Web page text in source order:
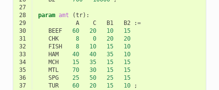
27
28
param amt (tr):
29
A C B1 B2 :=
30
BEEF 60 20 10
15
31
CHK 8 0 20
20
32
FISH 8 10 15
10
33
HAM 40 40 35
10
34
MCH 15 35 15
15
35
MTL 70 30 15
15
36
SPG 25 50 25
15
37
TUR 60 20 15 10 ;